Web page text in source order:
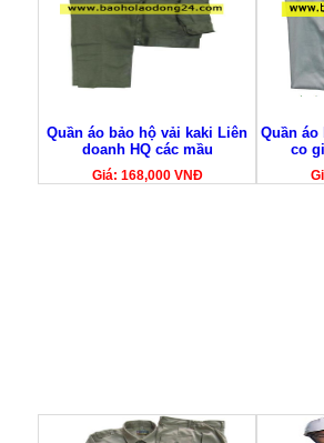
Quần áo bảo hộ vải kaki Liên
doanh HQ các mầu
Giá: 168,000 VNĐ
Quần
co